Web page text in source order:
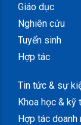
Giáo dục
Nghiên cứu
Tuyển sinh
Hợp tác
Tin tức & sự
Khoa học & kỹ
Hợp tác doanh